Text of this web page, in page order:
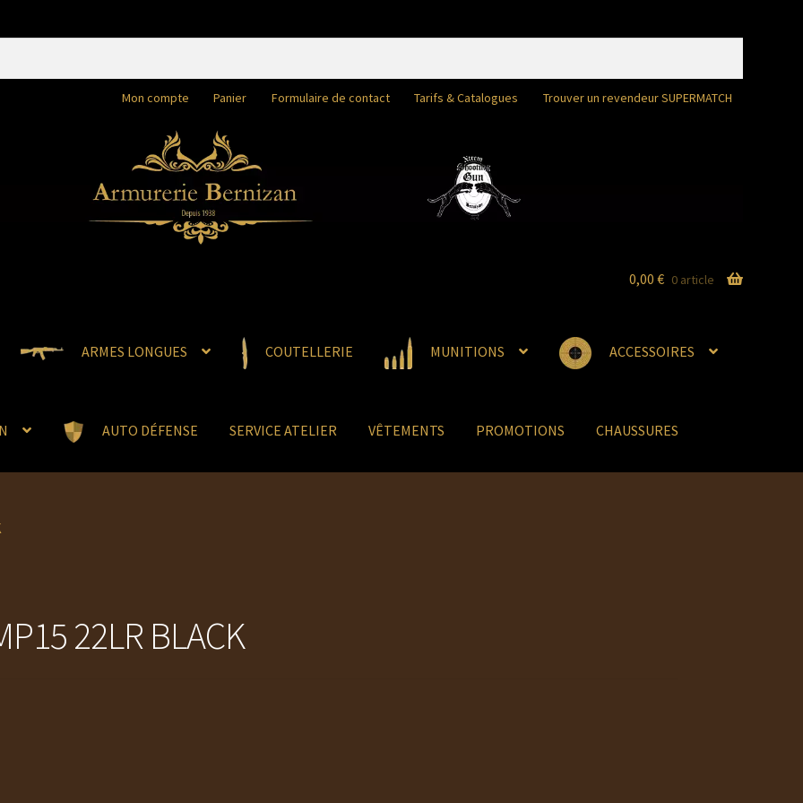
Mon compte Panier Formulaire de contact Tarifs & Catalogues Trouver un revendeur SUPERMATCH
ARMES LONGUES COUTELLERIE MUNITIONS ACCESSOIRES
AUTO DÉFENSE SERVICE ATELIER VÊTEMENTS PROMOTIONS CHAUSSURES
0,00 € 0 article
22LR BLACK